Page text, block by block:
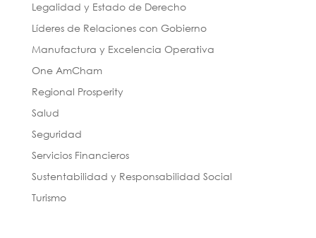
Legalidad y Estado de Derecho
Líderes de Relaciones con Gobierno
Manufactura y Excelencia Operativa
One AmCham
Regional Prosperity
Salud
Seguridad
Servicios Financieros
Sustentabilidad y Responsabilidad Social
Turismo